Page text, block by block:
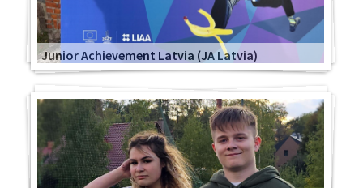
Junior Achievement Latvia (JA Latvia)